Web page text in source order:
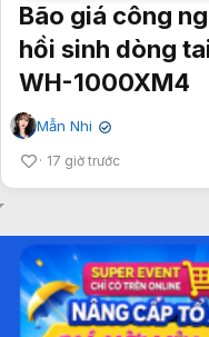
Bão giá công
hồi sinh dòng
WH-1000XM4
Mẫn Nhi ✔
17 giờ trước